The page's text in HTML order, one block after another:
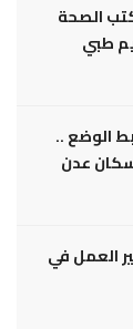
الصحة
طبي
الوضع ..
عدن
العمل في